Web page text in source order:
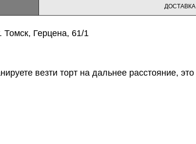
ДОСТАВКА
Томск, Герцена, 61/1
везти торт на дальнее расстояние, это